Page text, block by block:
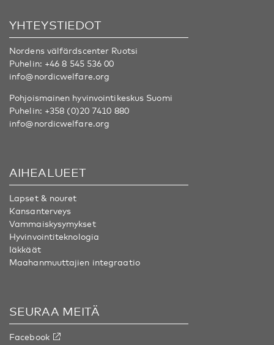
YHTEYSTIEDOT
Nordens välfärdscenter Ruotsi
Puhelin: +46 8 545 536 00
info@nordicwelfare.org
Pohjoismainen hyvinvointikeskus Suomi
Puhelin: +358 (0)20 7410 880
info@nordicwelfare.org
AIHEALUEET
Lapset & nouret
Kansanterveys
Vammaiskysymykset
Hyvinvointiteknologia
Iäkkäät
Maahanmuuttajien integraatio
SEURAA MEITÄ
Facebook